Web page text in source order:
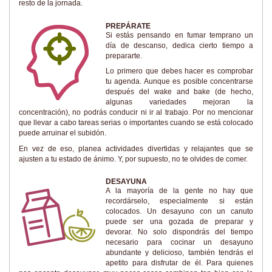
resto de la jornada.
PREPÁRATE
Si estás pensando en fumar temprano un
día de descanso, dedica cierto tiempo a
prepararte.
Lo primero que debes hacer es comprobar
tu agenda. Aunque es posible concentrarse
después del wake and bake (de hecho,
algunas variedades mejoran la
concentración), no podrás conducir ni ir al trabajo. Por no mencionar
que llevar a cabo tareas serias o importantes cuando se está colocado
puede arruinar el subidón.
En vez de eso, planea actividades divertidas y relajantes que se
ajusten a tu estado de ánimo. Y, por supuesto, no te olvides de comer.
DESAYUNA
A la mayoría de la gente no hay que
recordárselo, especialmente si están
colocados. Un desayuno con un canuto
puede ser una gozada de preparar y
devorar. No solo dispondrás del tiempo
necesario para cocinar un desayuno
abundante y delicioso, también tendrás el
apetito para disfrutar de él. Para quienes